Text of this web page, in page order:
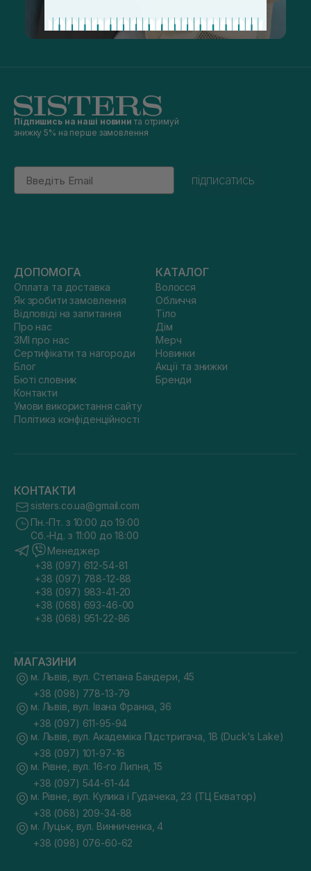
Підпишись на наші новини та отримуй
знижку 5% на перше замовлення
Email
підписатись
ДОПОМОГА
Оплата та доставка
Як зробити замовлення
Відповіді на запитання
Про нас
ЗМІ про нас
Сертифікати та нагороди
Блог
Бюті словник
Контакти
Умови використання сайту
Політика конфіденційності
КАТАЛОГ
Волосся
Обличчя
Тіло
Дім
Мерч
Новинки
Акції та знижки
Бренди
КОНТАКТИ
sisters.co.ua@gmail.com
Пн.-Пт. з 10:00 до 19:00
Сб.-Нд. з 11:00 до 18:00
Менеджер
+38 (097) 612-54-81
+38 (097) 788-12-88
+38 (097) 983-41-20
+38 (068) 693-46-00
+38 (068) 951-22-86
МАГАЗИНИ
м. Львів, вул. Степана Бандери, 45
+38 (098) 778-13-79
м. Львів, вул. Івана Франка, 36
+38 (097) 611-95-94
м. Львів, вул. Академіка Підстригача, 1В (Duck's Lake)
+38 (097) 101-97-16
м. Рівне, вул. 16-го Липня, 15
+38 (097) 544-61-44
м. Рівне, вул. Кулика і Гудачека, 23 (ТЦ Екватор)
+38 (068) 209-34-88
м. Луцьк, вул. Винниченка, 4
+38 (098) 076-60-62